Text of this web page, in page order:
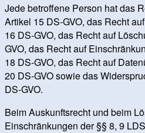
Jede betroffene Person hat das
Artikel 15 DS-GVO, das Recht
16 DS-GVO, das Recht auf
GVO, das Recht auf
18 DS-GVO, das Recht auf
20 DS-GVO sowie das
DS-GVO.
Beim Auskunftsrecht und beim
Einschränkungen der §§ 8, 9